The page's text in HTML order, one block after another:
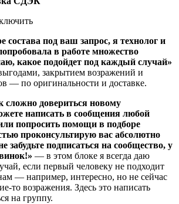
состава под ваш запрос, я технолог и
в работе множество
какое подойдет под каждый случай»
закрытием возражений и
— по оригинальности и доставке.
сложно довериться новому
написать в сообщения любой
попросить помощи в подборе
проконсультирую вас абсолютно
забудьте подписаться на сообщество, у
— в этом блоке я всегда даю
если первый человеку не подходит
— например, интересно, но не сейчас
то возражения. Здесь это написать
на группу.